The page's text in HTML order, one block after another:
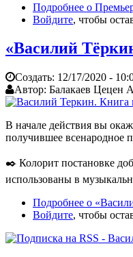
Подробнее о
Войдите, чтобы
«Василий
Создать: 12/17/2020 -
Автор: Балакаев Цецен
В начале действия вы
получившее всенародное
✒️ Колорит постановке
использованы в
Подробнее о
Войдите, чтобы